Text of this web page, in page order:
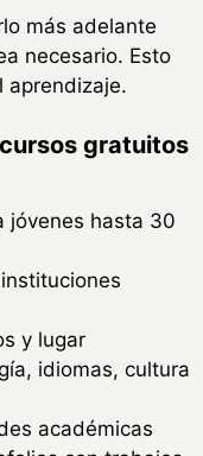
más adelante
necesario. Esto
aprendizaje.
gratuitos
jóvenes hasta 30
y lugar
idiomas, cultura
académicas